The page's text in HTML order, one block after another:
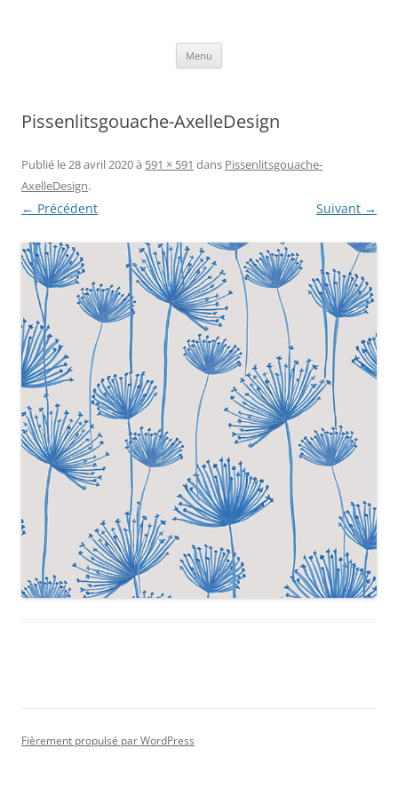
Menu
Pissenlitsgouache-AxelleDesign
Publié le28 avril 2020à 591 × 591 dans Pissenlitsgouache-
AxelleDesign.
← Précédent Suivant →
Fièrement propulsé par WordPress